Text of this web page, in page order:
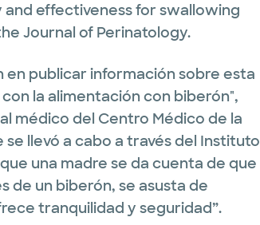
effectiveness for swallowing
Journal of Perinatology.
en publicar información sobre esta
la alimentación con biberón",
médico del Centro Médico de la
llevó a cabo a través del Instituto
una madre se da cuenta de que
de un biberón, se asusta de
tranquilidad y seguridad”.